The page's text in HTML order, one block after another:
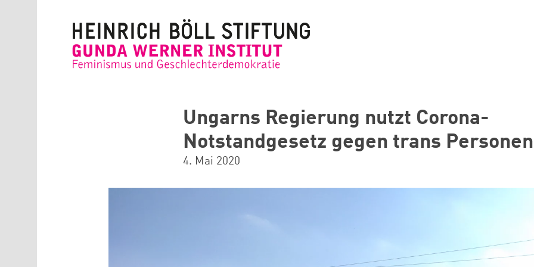
Ungarns Regierung nutzt Corona-
Notstandgesetz gegen trans Personen
4. Mai 2020